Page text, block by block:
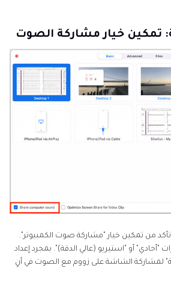
تمكين خيار مشاركة الصوت
تأكد من تمكين خيار "مشاركة صوت الكمبيوتر".
"أحادي" أو "استيريو (عالي الدقة)". بمجرد إعداد
لمشاركة الشاشة على زووم مع الصوت في أنٍ